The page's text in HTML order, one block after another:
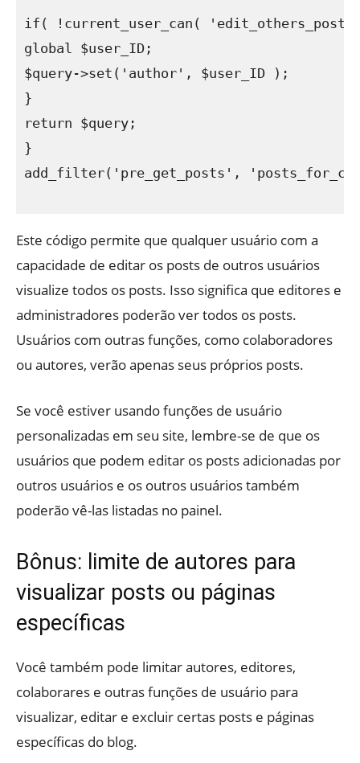
if( !current_user_can(
global $user_ID;
$query->set('author', $user_ID );
}
return $query;
}
add_filter('pre_get_posts',
Este código permite que qualquer usuário com a
capacidade de editar os posts de outros usuários
visualize todos os posts. Isso significa que editores e
administradores poderão ver todos os posts.
Usuários com outras funções, como colaboradores
ou autores, verão apenas seus próprios posts.
Se você estiver usando funções de usuário
personalizadas em seu site, lembre-se de que os
usuários que podem editar os posts adicionadas por
outros usuários e os outros usuários também
poderão vê-las listadas no painel.
Bônus: limite de autores para
visualizar posts ou páginas
específicas
Você também pode limitar autores, editores,
colaborares e outras funções de usuário para
visualizar, editar e excluir certas posts e páginas
específicas do blog.